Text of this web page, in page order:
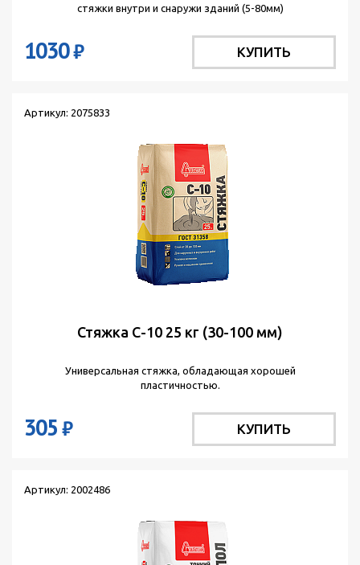
стяжки внутри и снаружи зданий (5-80мм)
1030₽ КУПИТЬ
Артикул: 2075833
Стяжка С-10 25 кг (30-100 мм)
Универсальная стяжка, обладающая хорошей
пластичностью.
305₽ КУПИТЬ
Артикул: 2002486